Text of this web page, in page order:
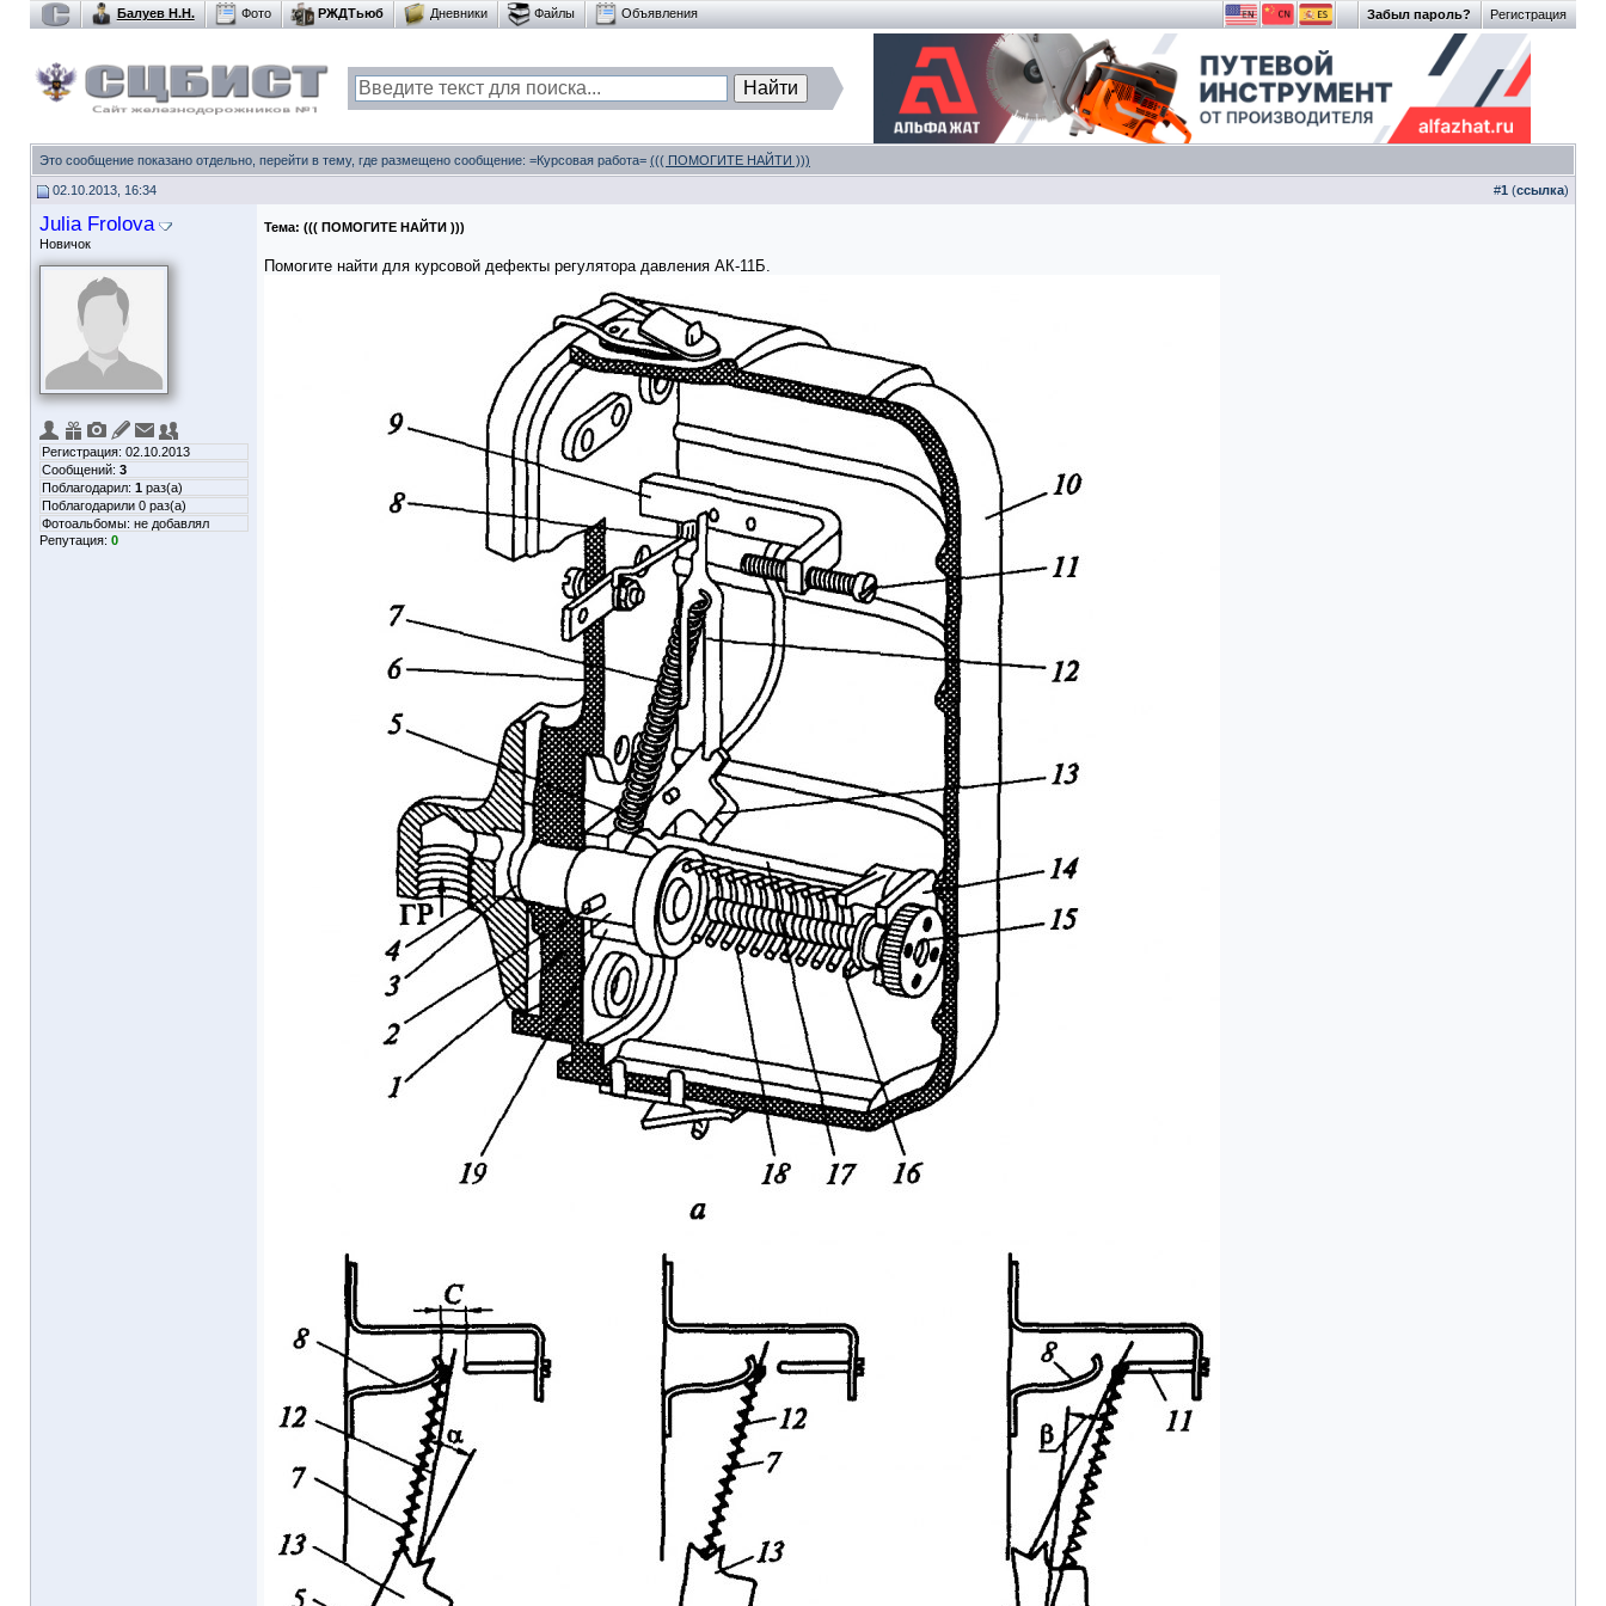
Регистрация
Забыл пароль?
Балуев Н.Н. Фото РЖДТьюб Дневники Файлы Объявления
Это сообщение показано отдельно, перейти в тему, где размещено сообщение: =Курсовая работа= ((( ПОМОГИТЕ НАЙТИ )))
02.10.2013, 16:34 #1 (ссылка)
Julia Frolova
Новичок
Регистрация: 02.10.2013
Сообщений: 3
Поблагодарил: 1 раз(а)
Поблагодарили 0 раз(а)
Фотоальбомы: не добавлял
Репутация: 0
Тема: ((( ПОМОГИТЕ НАЙТИ )))
Помогите найти для курсовой дефекты регулятора давления АК-11Б.